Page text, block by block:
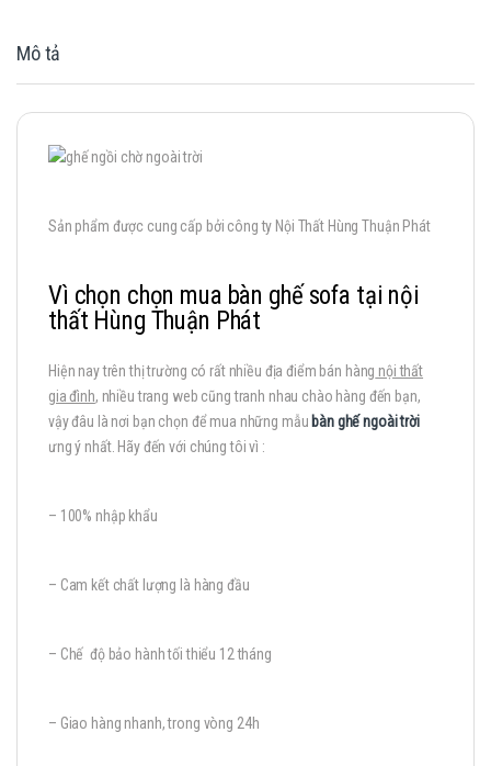
Mô tả
Sản phẩm được cung cấp bởi công ty Nội Thất Hùng Thuận Phát
Vì chọn chọn mua bàn ghế sofa tại nội
thất Hùng Thuận Phát
Hiện nay trên thị trường có rất nhiều địa điểm bán hàng nội thất
gia đình, nhiều trang web cũng tranh nhau chào hàng đến bạn,
vậy đâu là nơi bạn chọn để mua những mẫu bàn ghế ngoài trời
ưng ý nhất. Hãy đến với chúng tôi vì :
– 100% nhập khẩu
– Cam kết chất lượng là hàng đầu
– Chế độ bảo hành tối thiểu 12 tháng
– Giao hàng nhanh, trong vòng 24h